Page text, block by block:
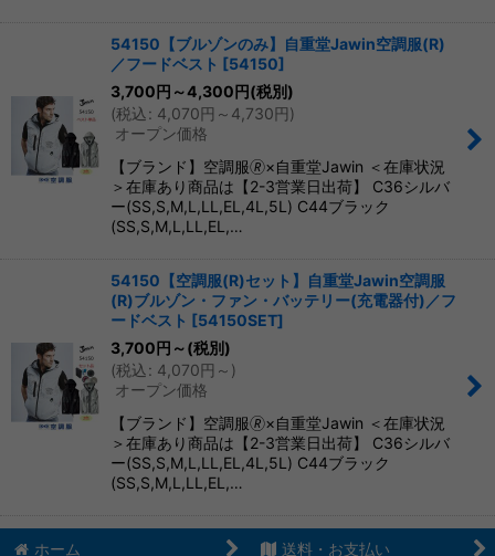
54150【ブルゾンのみ】自重堂Jawin空調服(R)
／フードベスト [54150]
3,700円 ～4,300円(税別)
(税込: 4,070円 ～4,730円)
オープン価格
【ブランド】空調服🄬×自重堂Jawin ＜在庫状況
＞在庫あり商品は【2-3営業日出荷】 C36シルバ
ー(SS,S,M,L,LL,EL,4L,5L) C44ブラック
(SS,S,M,L,LL,EL,…
54150【空調服(R)セット】自重堂Jawin空調服
(R)ブルゾン・ファン・バッテリー(充電器付)／フ
ードベスト [54150SET]
3,700円 ～(税別)
(税込: 4,070円 ～ )
オープン価格
【ブランド】空調服🄬×自重堂Jawin ＜在庫状況
＞在庫あり商品は【2-3営業日出荷】 C36シルバ
ー(SS,S,M,L,LL,EL,4L,5L) C44ブラック
(SS,S,M,L,LL,EL,…
ホーム 送料・お支払い